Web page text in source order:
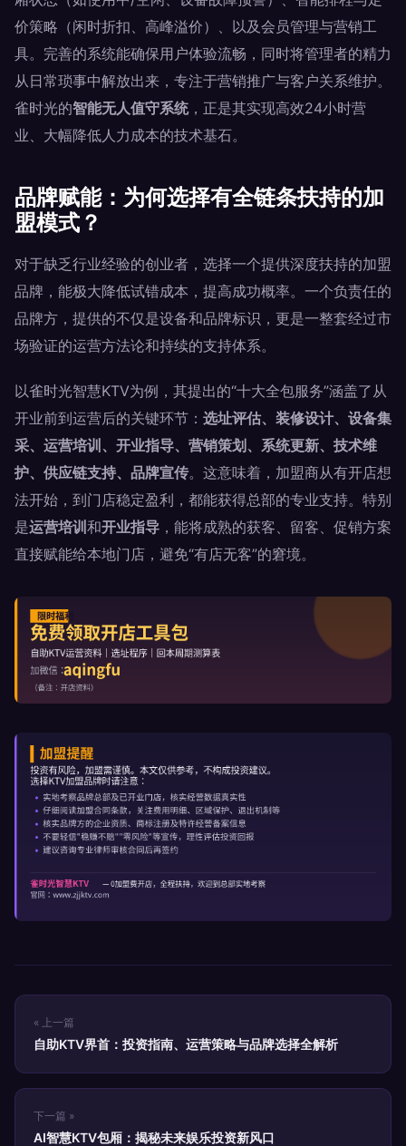
价策略（闲时折扣、高峰溢价）、以及会员管理与营销工
具。完善的系统能确保用户体验流畅，同时将管理者的精力
从日常琐事中解放出来，专注于营销推广与客户关系维护。
雀时光的智能无人值守系统，正是其实现高效24小时营
业、大幅降低人力成本的技术基石。
品牌赋能：为何选择有全链条扶持的加
盟模式？
对于缺乏行业经验的创业者，选择一个提供深度扶持的加盟
品牌，能极大降低试错成本，提高成功概率。一个负责任的
品牌方，提供的不仅是设备和品牌标识，更是一整套经过市
场验证的运营方法论和持续的支持体系。
以雀时光智慧KTV为例，其提出的“十大全包服务”涵盖了从
开业前到运营后的关键环节： 选址评估、装修设计、设备集
采、运营培训、开业指导、营销策划、系统更新、技术维
护、供应链支持、品牌宣传。这意味着，加盟商从有开店想
法开始，到门店稳定盈利，都能获得总部的专业支持。特别
是运营培训 和开业指导 ，能将成熟的获客、留客、促销方案
直接赋能给本地门店，避免“有店无客”的窘境。
« 上一篇
自助KTV界首：投资指南、运营策略与品牌选择全解析
下一篇 »
AI智慧KTV包厢：揭秘未来娱乐投资新风口